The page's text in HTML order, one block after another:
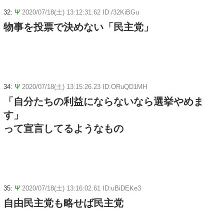
32: Ψ 2020/07/18(土) 13:12:31.62 ID:/32KiBGu
物事を投票で決めない「民主党」
34: Ψ 2020/07/18(土) 13:15:26.23 ID:ORuQD1MH
「自分たちの利益にならないなら選挙やめま
す」
って宣言してるようなもの
35: Ψ 2020/07/18(土) 13:16:02.61 ID:uBiDEKe3
自由民主党も略せば民主党